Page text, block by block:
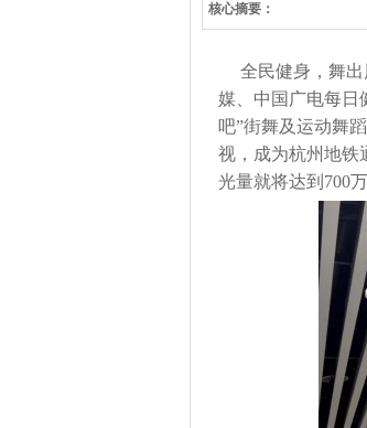
核心摘要：
全民健身，舞
媒、中国广电每日
吧”街舞及运动舞
视，成为杭州地铁
光量就将达到700万